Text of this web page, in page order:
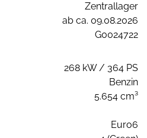
Zentrallager
ab ca. 09.08.2026
G0024722
268 kW / 364 PS
Benzin
5.654 cm³
Euro6